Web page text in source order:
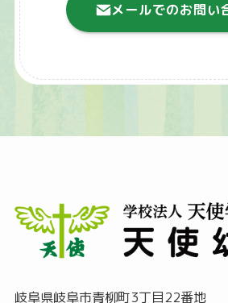
メールでのお問い
岐阜県岐阜市青柳町3丁目22番地